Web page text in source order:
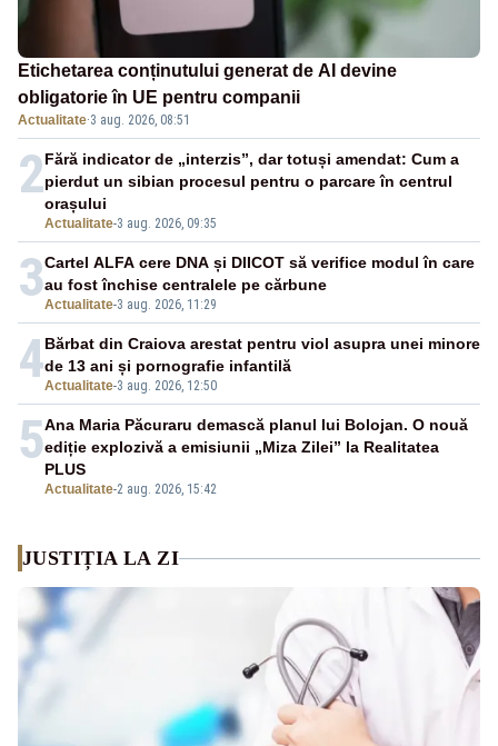
Etichetarea conținutului generat de AI devine
obligatorie în UE pentru companii
Actualitate·3 aug. 2026, 08:51
2
Actualitate-3 aug. 2026, 09:35
Fără indicator de „interzis”, dar totuși amendat: Cum a
pierdut un sibian procesul pentru o parcare în centrul
orașului
3Actualitate-3 aug. 2026, 11:29
Cartel ALFA cere DNA și DIICOT să verifice modul în care
au fost închise centralele pe cărbune
4Actualitate-3 aug. 2026, 12:50
Bărbat din Craiova arestat pentru viol asupra unei minore
de 13 ani și pornografie infantilă
5
Actualitate-2 aug. 2026, 15:42
Ana Maria Păcuraru demască planul lui Bolojan. O nouă
ediție explozivă a emisiunii „Miza Zilei” la Realitatea
PLUS
JUSTIȚIA LA ZI